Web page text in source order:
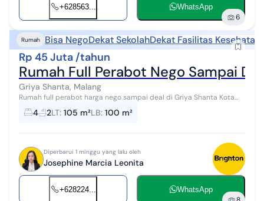
+628563... WhatsApp
6
Rumah Bisa NegoDekat SekolahDekat Fasilitas Kesehatan
Rp 45 Juta /tahun
Rumah Full Perabot Nego Sampai
Griya Shanta, Malang
Rumah full perabot harga nego sampai deal di Griya Shanta Kota
Malang lokasi strategis dekat dengan berbagai fasilitas umum
seperti pusat perbelanj...
4 2LT: 105 m²LB: 100 m²
Diperbarui 1 minggu yang lalu oleh
Josephine Marcia Leonita
+628224... WhatsApp